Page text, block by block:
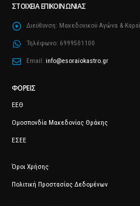
ΣΤΟΙΧΕΊΑ ΕΠΙΚΟΙΝΩΝΊΑΣ
Διεύθυνση: Μακεδονικού Αγώνα &
Τηλέφωνο: 6999501100
Email: info@esoraiokastro.gr
ΦΟΡΕΊΣ
ΕΕΘ
Ομοσπονδία Μακεδονίας Θράκης
ΕΣΕΕ
Όροι Χρήσης
Πολιτική Προστασίας Δεδομένων